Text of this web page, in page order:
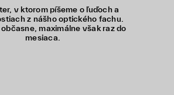
v ktorom píšeme o ľuďoch a
z nášho optického fachu.
maximálne však raz do
mesiaca.